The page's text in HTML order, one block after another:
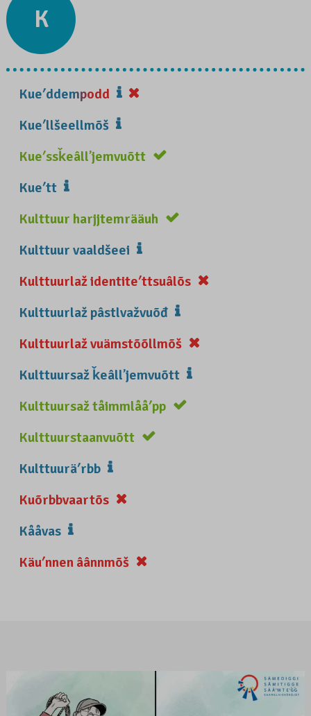
K
Kueʹddempodd
Kueʹllšeellmõš
Kueʹssǩeâllʼjemvuõtt
Kueʹtt
Kulttuur harjjtemrääuh
Kulttuur vaaldšeei
Kulttuurlaž identiteʹttsuâlõs
Kulttuurlaž pâstlvažvuõđ
Kulttuurlaž vuämstõõllmõš
Kulttuursaž ǩeâllʼjemvuõtt
Kulttuursaž tåimmlååʹpp
Kulttuurstaanvuõtt
Kulttuuräʹrbb
Kuõrbbvaartõs
Kååvas
Käuʹnnen âânnmõš